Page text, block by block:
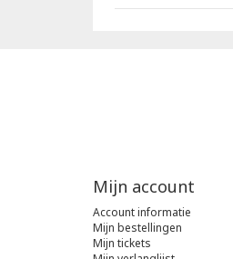
Mijn account
Account informatie
Mijn bestellingen
Mijn tickets